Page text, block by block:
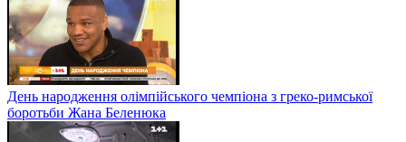
День народження олімпійського чемпіона з греко-римської
боротьби Жана Беленюка